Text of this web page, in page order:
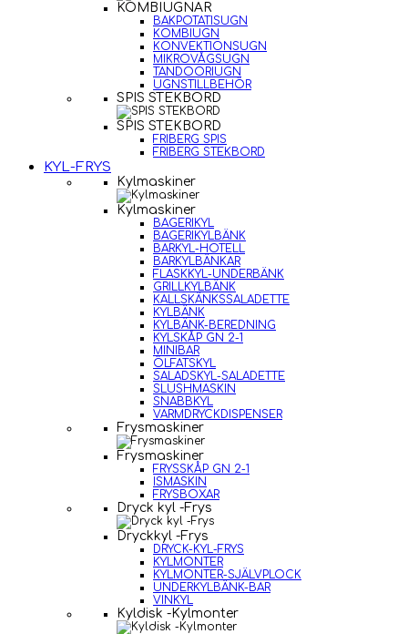
KOMBIUGNAR
BAKPOTATISUGN
KOMBIUGN
KONVEKTIONSUGN
MIKROVÅGSUGN
TANDOORIUGN
UGNSTILLBEHÖR
SPIS STEKBORD
SPIS STEKBORD
FRIBERG SPIS
FRIBERG STEKBORD
KYL-FRYS
Kylmaskiner
Kylmaskiner
BAGERIKYL
BAGERIKYLBÄNK
BARKYL-HOTELL
BARKYLBÄNKAR
FLASKKYL-UNDERBÄNK
GRILLKYLBÄNK
KALLSKÄNKSSALADETTE
KYLBÄNK
KYLBÄNK-BEREDNING
KYLSKÅP GN 2-1
MINIBAR
ÖLFATSKYL
SALADSKYL-SALADETTE
SLUSHMASKIN
SNABBKYL
VARMDRYCKDISPENSER
Frysmaskiner
Frysmaskiner
FRYSSKÅP GN 2-1
ISMASKIN
FRYSBOXAR
Dryck kyl -Frys
Dryckkyl -Frys
DRYCK-KYL-FRYS
KYLMONTER
KYLMONTER-SJÄLVPLOCK
UNDERKYLBÄNK-BAR
VINKYL
Kyldisk -Kylmonter